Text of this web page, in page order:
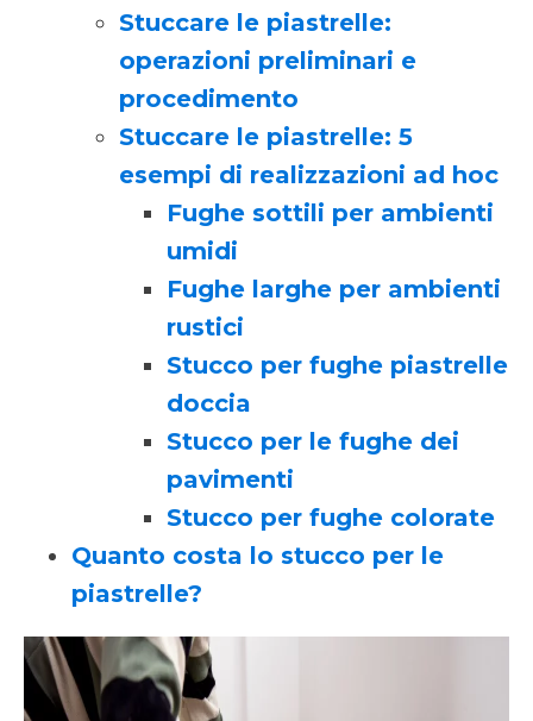
Stuccare le piastrelle:
operazioni preliminari e
procedimento
Stuccare le piastrelle: 5
esempi di realizzazioni ad hoc
Fughe sottili per ambienti
umidi
Fughe larghe per ambienti
rustici
Stucco per fughe piastrelle
doccia
Stucco per le fughe dei
pavimenti
Stucco per fughe colorate
Quanto costa lo stucco per le
piastrelle?